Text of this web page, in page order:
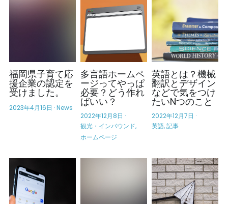
福岡県子育て応
援企業の認定を
受けました。
2023年4月16日 ·News
多言語ホームペ
ージってやっぱ
必要？どう作れ
ばいい？
2022年12月8日 ·
観光・インバウンド,
ホームページ
英語とは？機械
翻訳とデザイン
などで気をつけ
たいNつのこと
2022年12月7日 ·
英語,記事